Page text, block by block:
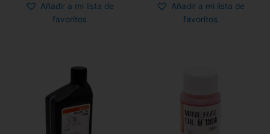
Añadir a mi lista de
favoritos
Añadir a mi lista de
favoritos